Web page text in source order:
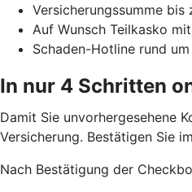
Versicherungssumme bis
Auf Wunsch Teilkasko
Schaden-Hotline rund
In nur 4 Schritten
Damit Sie unvorhergesehene
Versicherung. Bestätigen Sie
Nach Bestätigung der